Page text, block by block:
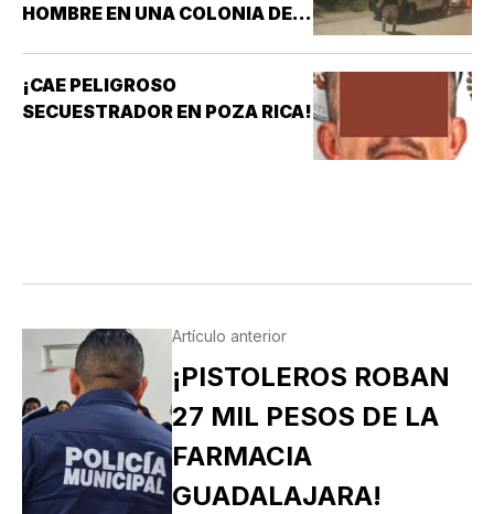
HOMBRE EN UNA COLONIA DE
¡CAE PELIGROSO
SECUESTRADOR EN POZA RICA!
Artículo anterior
¡PISTOLEROS ROBAN
27 MIL PESOS DE LA
FARMACIA
GUADALAJARA!